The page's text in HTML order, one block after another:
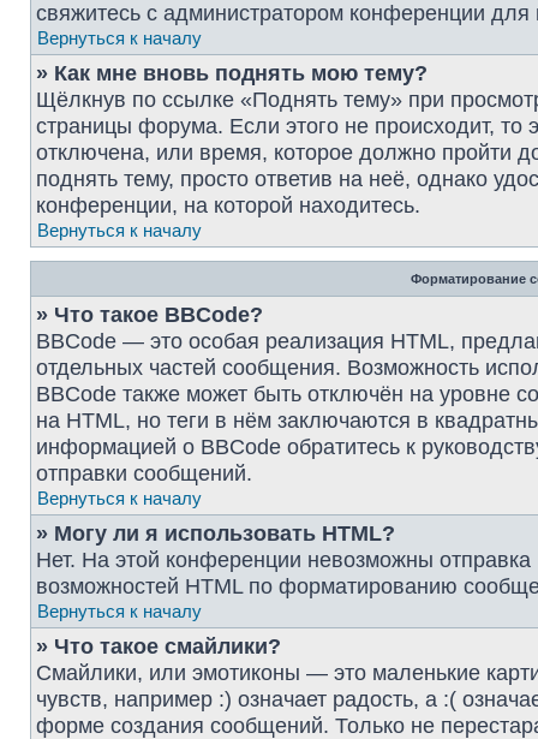
свяжитесь с администратором конференции
Вернуться к началу
» Как мне вновь поднять мою тему?
Щёлкнув по ссылке «Поднять тему» при
страницы форума. Если этого не происходит, то
отключена, или время, которое должно пройти
поднять тему, просто ответив на неё, однако
конференции, на которой находитесь.
Вернуться к началу
Форматирование
» Что такое BBCode?
BBCode — это особая реализация HTML,
отдельных частей сообщения. Возможность
BBCode также может быть отключён на уровне
на HTML, но теги в нём заключаются в
информацией о BBCode обратитесь к
отправки сообщений.
Вернуться к началу
» Могу ли я использовать HTML?
Нет. На этой конференции невозможны
возможностей HTML по форматированию
Вернуться к началу
» Что такое смайлики?
Смайлики, или эмотиконы — это маленькие
чувств, например :) означает радость, а :(
форме создания сообщений. Только не